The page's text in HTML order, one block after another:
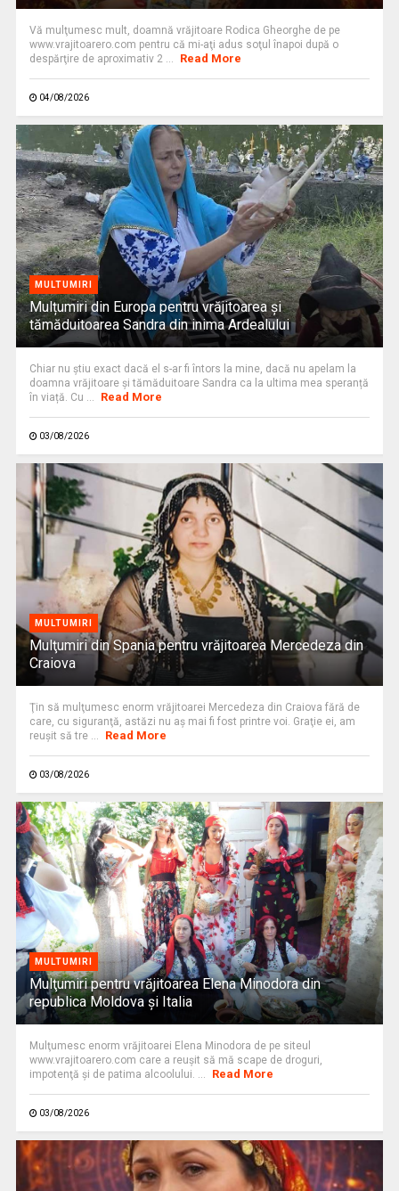
Vă mulţumesc mult, doamnă vrăjitoare Rodica Gheorghe de pe
www.vrajitoarero.com pentru că mi-aţi adus soţul înapoi după o
despărţire de aproximativ 2 ...
Read More
04/08/2026
MULTUMIRI
Mulțumiri din Europa pentru vrăjitoarea și
tămăduitoarea Sandra din inima Ardealului
Chiar nu știu exact dacă el s-ar fi întors la mine, dacă nu apelam la
doamna vrăjitoare și tămăduitoare Sandra ca la ultima mea speranță
în viață. Cu ...
Read More
03/08/2026
MULTUMIRI
Mulţumiri din Spania pentru vrăjitoarea Mercedeza din
Craiova
Ţin să mulţumesc enorm vrăjitoarei Mercedeza din Craiova fără de
care, cu siguranţă, astăzi nu aş mai fi fost printre voi. Graţie ei, am
reuşit să tre ...
Read More
03/08/2026
MULTUMIRI
Mulţumiri pentru vrăjitoarea Elena Minodora din
republica Moldova și Italia
Mulţumesc enorm vrăjitoarei Elena Minodora de pe siteul
www.vrajitoarero.com care a reuşit să mă scape de droguri,
impotenţă şi de patima alcoolului. ...
Read More
03/08/2026